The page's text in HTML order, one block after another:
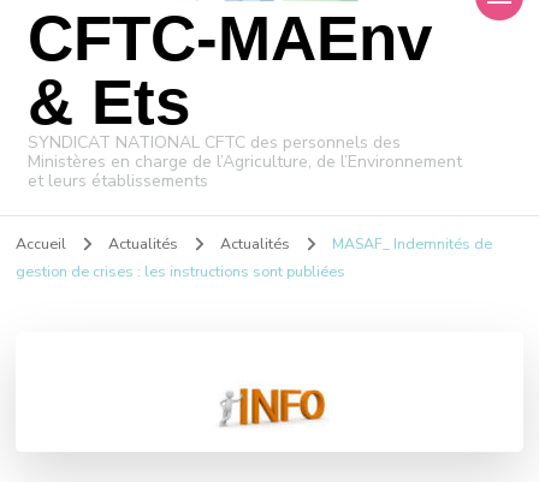
CFTC-MAEnv
& Ets
SYNDICAT NATIONAL CFTC des personnels des
Ministères en charge de l’Agriculture, de l’Environnement
et leurs établissements
Accueil Actualités Actualités
MASAF_ Indemnités de
gestion de crises : les instructions sont publiées